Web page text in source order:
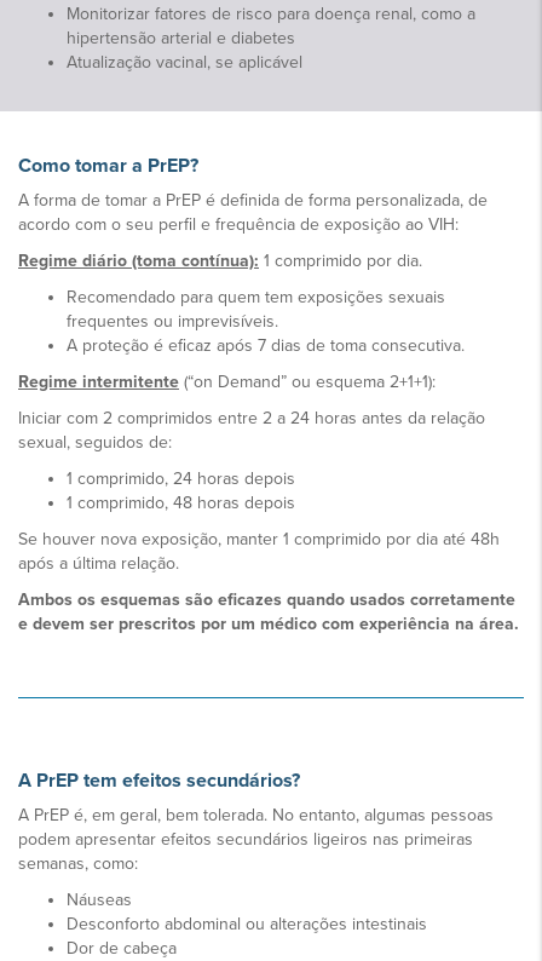
Monitorizar fatores de risco para doença renal, como a
hipertensão arterial e diabetes
Atualização vacinal, se aplicável
Como tomar a PrEP?
A forma de tomar a PrEP é definida de forma personalizada, de
acordo com o seu perfil e frequência de exposição ao VIH:
Regime diário (toma contínua): 1 comprimido por dia.
Recomendado para quem tem exposições sexuais
frequentes ou imprevisíveis.
A proteção é eficaz após 7 dias de toma consecutiva.
Regime intermitente (“on Demand” ou esquema 2+1+1):
Iniciar com 2 comprimidos entre 2 a 24 horas antes da relação
sexual, seguidos de:
1 comprimido, 24 horas depois
1 comprimido, 48 horas depois
Se houver nova exposição, manter 1 comprimido por dia até 48h
após a última relação.
Ambos os esquemas são eficazes quando usados corretamente
e devem ser prescritos por um médico com experiência na área.
A PrEP tem efeitos secundários?
A PrEP é, em geral, bem tolerada. No entanto, algumas pessoas
podem apresentar efeitos secundários ligeiros nas primeiras
semanas, como:
Náuseas
Desconforto abdominal ou alterações intestinais
Dor de cabeça